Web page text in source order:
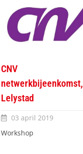
CNV
netwerkbijeenkomst,
Lelystad
03 april 2019
Workshop